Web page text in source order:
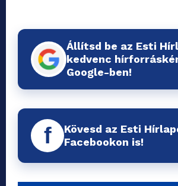
Állítsd be az Esti
kedvenc
Google-ben!
f
Kövesd az Esti
Facebookon is!